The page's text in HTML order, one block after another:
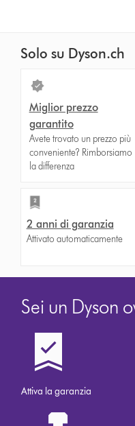
Solo su Dyson.ch
Miglior prezzo
garantito
Avete trovato un prezzo più
conveniente? Rimborsiamo
la differenza
2 anni di garanzia
Attivato automaticamente
Sei un Dyson
Attiva la garanzia